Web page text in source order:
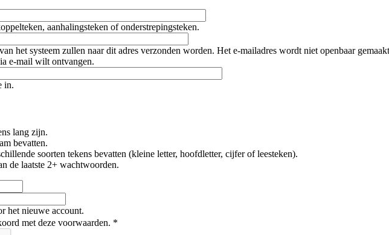
aanhalingsteken of onderstrepingsteken.
het systeem zullen naar dit adres verzonden worden. Het e-mailadres wordt niet openbaar
e-mail wilt ontvangen.
in.
lang zijn.
bevatten.
soorten tekens bevatten (kleine letter, hoofdletter, cijfer of leesteken).
de laatste 2+ wachtwoorden.
het nieuwe account.
met deze voorwaarden. *